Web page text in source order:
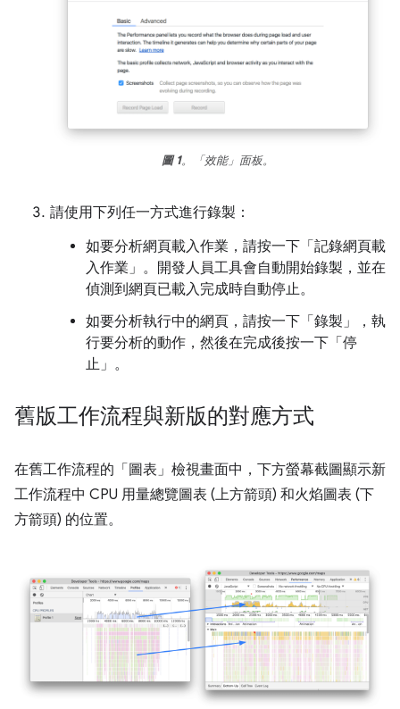
圖 1。「效能」面板。
請使用下列任一方式進行錄製：
如要分析網頁載入作業，請按一下「記錄網頁載
入作業」 。開發人員工具會自動開始錄製，並在
偵測到網頁已載入完成時自動停止。
如要分析執行中的網頁，請按一下「錄製」
，執
行要分析的動作，然後在完成後按一下「停
止」 。
舊版工作流程與新版的對應方式
在舊工作流程的「圖表」 檢視畫面中，下方螢幕截圖顯示新
工作流程中 CPU 用量總覽圖表 (上方箭頭) 和火焰圖表 (下
方箭頭) 的位置。